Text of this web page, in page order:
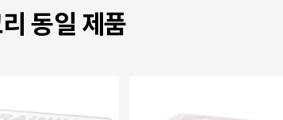
동일 제품